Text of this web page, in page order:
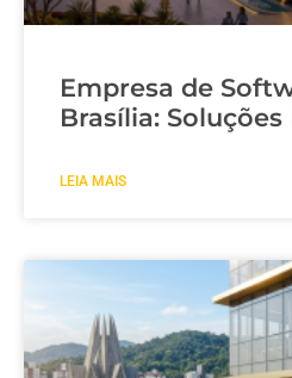
Empresa de
Brasília:
LEIA MAIS